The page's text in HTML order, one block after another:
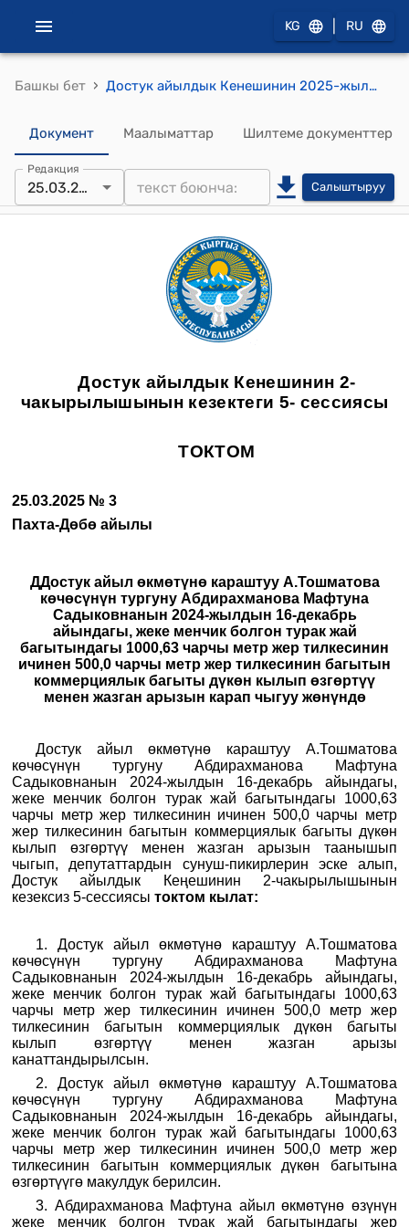
KG RU
Башкы бет › Достук айылдык Кенешинин 2025-жылдын 25-мартындагы №3 [16:26, 02.01.2026] Гулназ: зган арызын карап чыгуу жөнундө токтому [16:29, 02.01.2026] Гулназ: Достук айыл өкмөтүнө караштуу А.Тошматова көчөсүнүн тургуну Абдирахманова Мафтуна Садыковнанын 2024-жылдын 16-декабрь айындагы, жеке менчик болгон турак жай багытындагы 1000,63 чарчы метр жер тилкесинин ичинен 500,0 чарчы метр жер тилкесинин багытын коммерциялык багыты дүкөн кылып өзгөртүү менен жазган арызын карап чыгуу жөнүндө токтому
Документ Маалыматтар Шилтеме документтер
Редакция
25.03.2025 Салыштыруу